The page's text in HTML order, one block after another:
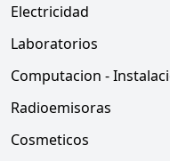
Electricidad
Laboratorios
Computacion -
Radioemisoras
Cosmeticos